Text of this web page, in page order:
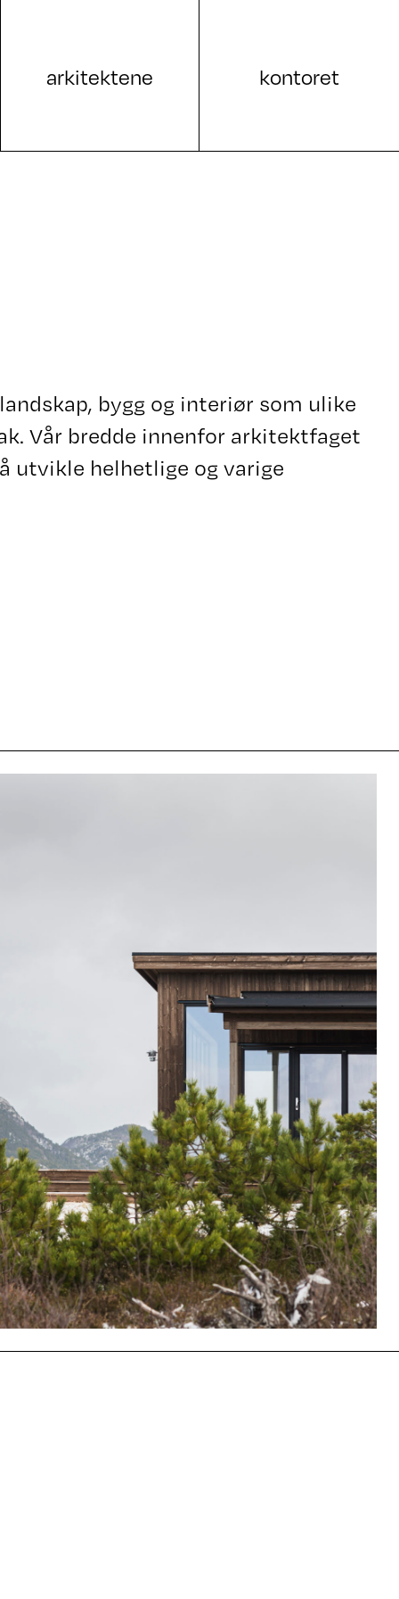
arkitektene kontoret
bygg og interiør som ulike
Vår bredde innenfor arkitektfaget
utvikle helhetlige og varige